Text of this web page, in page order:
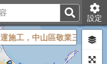
設定
，中山區敬業三路與樂群三